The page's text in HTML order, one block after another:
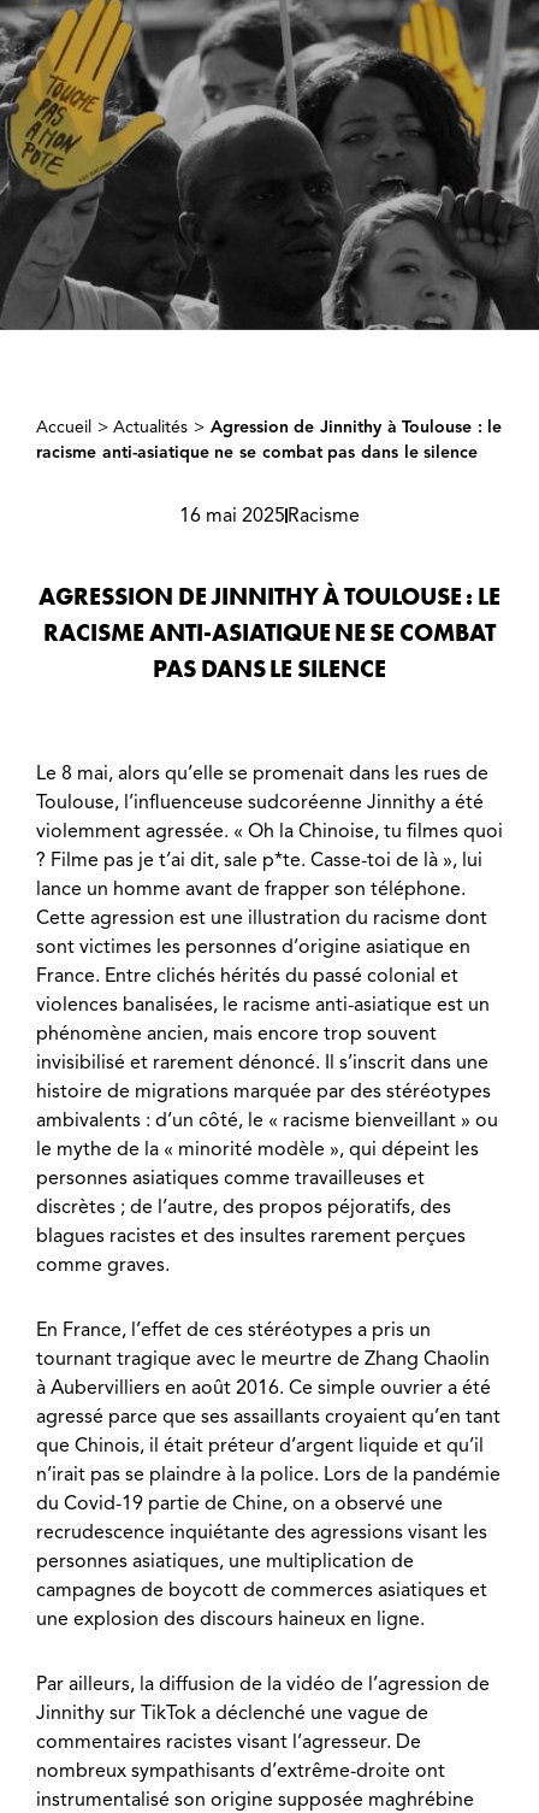
Accueil >Actualités > Agression de Jinnithy à Toulouse : le
racisme anti-asiatique ne se combat pas dans le silence
16 mai 2025 Racisme
AGRESSION DE JINNITHY À TOULOUSE : LE
RACISME ANTI-ASIATIQUE NE SE COMBAT
PAS DANS LE SILENCE
Le 8 mai, alors qu’elle se promenait dans les rues de
Toulouse, l’influenceuse sudcoréenne Jinnithy a été
violemment agressée. « Oh la Chinoise, tu filmes quoi
? Filme pas je t’ai dit, sale p*te. Casse-toi de là », lui
lance un homme avant de frapper son téléphone.
Cette agression est une illustration du racisme dont
sont victimes les personnes d’origine asiatique en
France. Entre clichés hérités du passé colonial et
violences banalisées, le racisme anti-asiatique est un
phénomène ancien, mais encore trop souvent
invisibilisé et rarement dénoncé. Il s’inscrit dans une
histoire de migrations marquée par des stéréotypes
ambivalents : d’un côté, le « racisme bienveillant » ou
le mythe de la « minorité modèle », qui dépeint les
personnes asiatiques comme travailleuses et
discrètes ; de l’autre, des propos péjoratifs, des
blagues racistes et des insultes rarement perçues
comme graves.
En France, l’effet de ces stéréotypes a pris un
tournant tragique avec le meurtre de Zhang Chaolin
à Aubervilliers en août 2016. Ce simple ouvrier a été
agressé parce que ses assaillants croyaient qu’en tant
que Chinois, il était préteur d’argent liquide et qu’il
n’irait pas se plaindre à la police. Lors de la pandémie
du Covid-19 partie de Chine, on a observé une
recrudescence inquiétante des agressions visant les
personnes asiatiques, une multiplication de
campagnes de boycott de commerces asiatiques et
une explosion des discours haineux en ligne.
Par ailleurs, la diffusion de la vidéo de l’agression de
Jinnithy sur TikTok a déclenché une vague de
commentaires racistes visant l’agresseur. De
nombreux sympathisants d’extrême-droite ont
instrumentalisé son origine supposée maghrébine